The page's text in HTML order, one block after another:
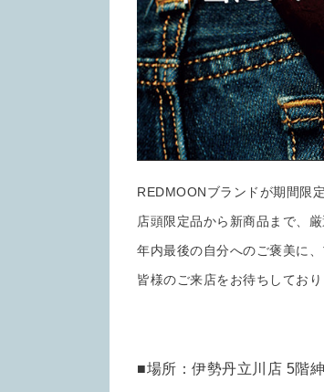
REDMOONブランドが期間限
店頭限定品から新商品まで、
年内最後の自分へのご褒美に
皆様のご来店をお待ちしており
■場所：伊勢丹立川店 5階